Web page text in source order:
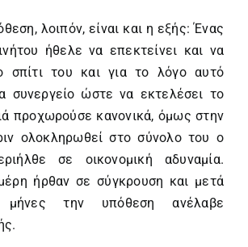
λοιπόν, είναι και η εξής: Ένας
ήθελε να επεκτείνει και να
σπίτι του και για το λόγο αυτό
συνεργείο ώστε να εκτελέσει το
προχωρούσε κανονικά, όμως στην
ολοκληρωθεί στο σύνολο του ο
σε οικονομική αδυναμία.
ήρθαν σε σύγκρουση και μετά
την υπόθεση ανέλαβε